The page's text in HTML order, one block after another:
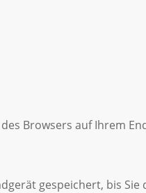
Browsers auf Ihrem
gespeichert, bis Sie